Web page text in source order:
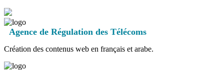
Agence de Régulation des Télécoms
Création des contenus web en français et arabe.